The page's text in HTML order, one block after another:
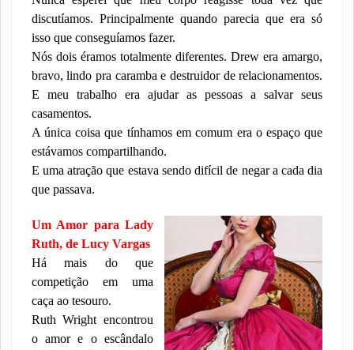
discutíamos. Principalmente quando parecia que era só
isso que conseguíamos fazer.
Nós dois éramos totalmente diferentes. Drew era amargo,
bravo, lindo pra caramba e destruidor de relacionamentos.
E meu trabalho era ajudar as pessoas a salvar seus
casamentos.
A única coisa que tínhamos em comum era o espaço que
estávamos compartilhando.
E uma atração que estava sendo difícil de negar a cada dia
que passava.
Um Amor para Lady
Ruth, de Lucy Vargas
Há mais do que
competição em uma
caça ao tesouro.
Ruth Wright encontrou
o amor e o escândalo